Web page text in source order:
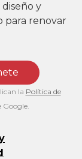
y
para renovar
la Política de
Google.